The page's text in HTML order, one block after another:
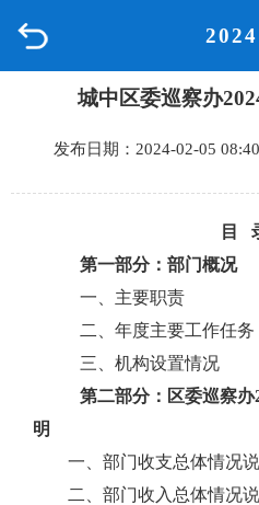
2024
品质城中
新闻中心
互动回应
数据专题
城中区委巡察办
发布日期：2024-02-05
目
第一部分：部门概况
一、主要职责
二、年度主要工作任务
三、机构设置情况
第二部分：区委巡察办
明
一、部门收支总体情况
二、部门收入总体情况